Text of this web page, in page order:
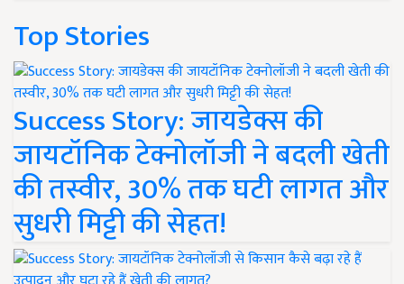
Top Stories
Success Story: जायडेक्स की
जायटॉनिक टेक्नोलॉजी ने बदली खेती
की तस्वीर, 30% तक घटी लागत और
सुधरी मिट्टी की सेहत!